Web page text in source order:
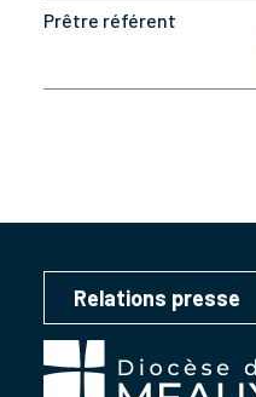
Prêtre référent
Relations presse